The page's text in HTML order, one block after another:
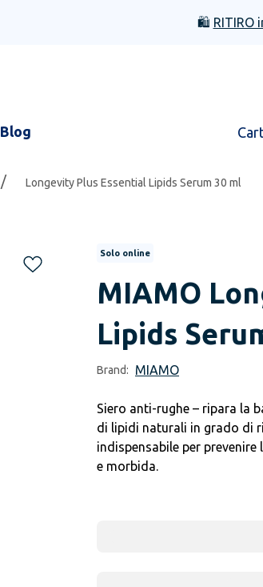
🛍️ RITIRO
Blog
/ Longevity Plus Essential Lipids Serum 30 ml
Solo online
MIAMO
Lipids
Brand: MIAMO
Siero anti-rughe – ripara la
di lipidi naturali in grado di
indispensabile per
e morbida.